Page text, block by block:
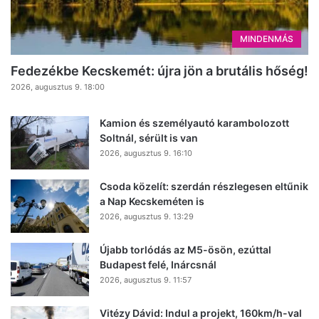
MINDENMÁS
Fedezékbe Kecskemét: újra jön a brutális hőség!
2026, augusztus 9. 18:00
Kamion és személyautó karambolozott
Soltnál, sérült is van
2026, augusztus 9. 16:10
Csoda közelít: szerdán részlegesen eltűnik
a Nap Kecskeméten is
2026, augusztus 9. 13:29
Újabb torlódás az M5-ösön, ezúttal
Budapest felé, Inárcsnál
2026, augusztus 9. 11:57
Vitézy Dávid: Indul a projekt, 160km/h-val